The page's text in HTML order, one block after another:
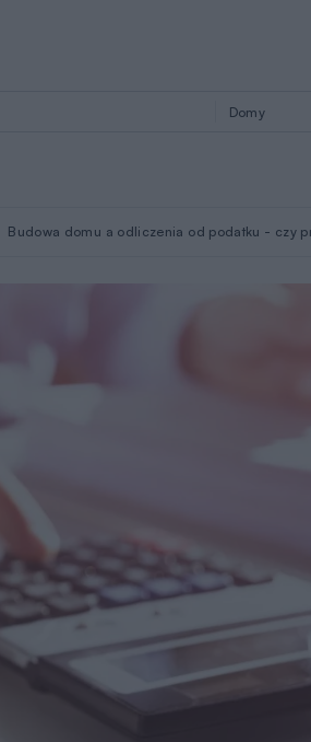
Budowa domu a odliczenia od podatku - czy